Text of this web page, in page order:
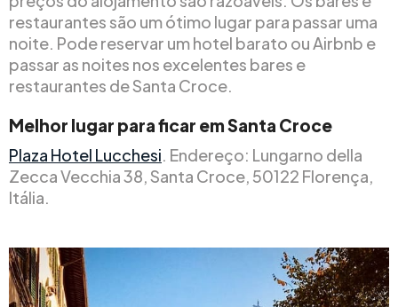
restaurantes são um ótimo lugar para passar uma
noite. Pode reservar um hotel barato ou Airbnb e
passar as noites nos excelentes bares e
restaurantes de Santa Croce.
Melhor lugar para ficar em Santa Croce
Plaza Hotel Lucchesi. Endereço: Lungarno della
Zecca Vecchia 38, Santa Croce, 50122 Florença,
Itália.